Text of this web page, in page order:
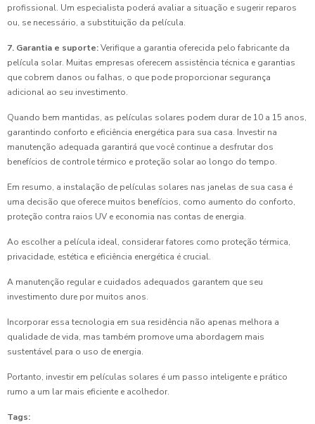
profissional. Um especialista poderá avaliar a situação e sugerir reparos
ou, se necessário, a substituição da película.
7. Garantia e suporte:Verifique a garantia oferecida pelo fabricante da
película solar. Muitas empresas oferecem assistência técnica e garantias
que cobrem danos ou falhas, o que pode proporcionar segurança
adicional ao seu investimento.
Quando bem mantidas, as películas solares podem durar de 10 a 15 anos,
garantindo conforto e eficiência energética para sua casa. Investir na
manutenção adequada garantirá que você continue a desfrutar dos
benefícios de controle térmico e proteção solar ao longo do tempo.
Em resumo, a instalação de películas solares nas janelas de sua casa é
uma decisão que oferece muitos benefícios, como aumento do conforto,
proteção contra raios UV e economia nas contas de energia.
Ao escolher a película ideal, considerar fatores como proteção térmica,
privacidade, estética e eficiência energética é crucial.
A manutenção regular e cuidados adequados garantem que seu
investimento dure por muitos anos.
Incorporar essa tecnologia em sua residência não apenas melhora a
qualidade de vida, mas também promove uma abordagem mais
sustentável para o uso de energia.
Portanto, investir em películas solares é um passo inteligente e prático
rumo a um lar mais eficiente e acolhedor.
Tags: